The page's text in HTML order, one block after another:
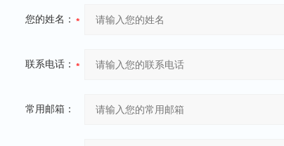
您的姓名：
联系电话：
常用邮箱：